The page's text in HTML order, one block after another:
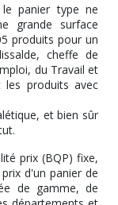
panier type ne
grande surface
produits pour un
cheffe de
du Travail et
les produits avec
et bien sûr
prix (BQP) fixe,
d'un panier de
de gamme, de